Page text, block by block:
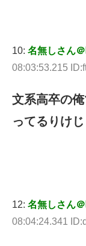
10: 名無しさん
08:03:53.215
文系高卒の
ってるりけ
12: 名無しさん
08:04:24.341